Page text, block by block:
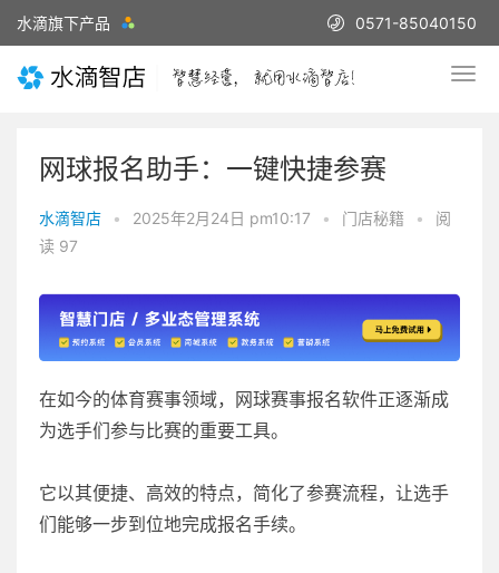
水滴旗下产品 0571-85040150
网球报名助手：一键快捷参赛
水滴智店 • 2025年2月24日 pm10:17 • 门店秘籍 •
阅
读 97
在如今的体育赛事领域，网球赛事报名软件正逐渐成
为选手们参与比赛的重要工具。
它以其便捷、高效的特点，简化了参赛流程，让选手
们能够一步到位地完成报名手续。